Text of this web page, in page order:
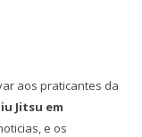
aos praticantes da
Jitsu em
e os